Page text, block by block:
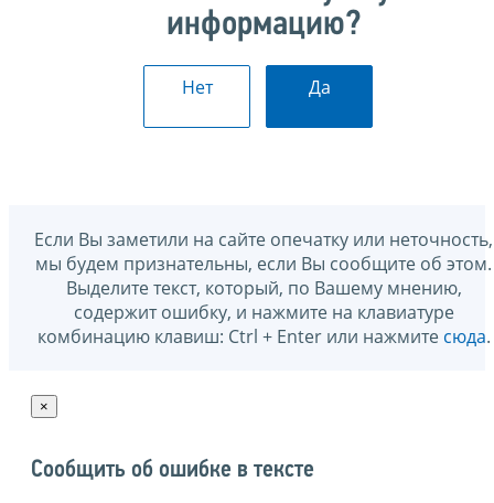
информацию?
Нет Да
Если Вы заметили на сайте опечатку или неточность,
мы будем признательны, если Вы сообщите об этом.
Выделите текст, который, по Вашему мнению,
содержит ошибку, и нажмите на клавиатуре
комбинацию клавиш: Ctrl + Enter или нажмите сюда.
×
Сообщить об ошибке в тексте